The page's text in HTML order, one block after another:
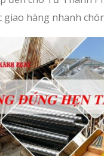
giao hàng nhanh